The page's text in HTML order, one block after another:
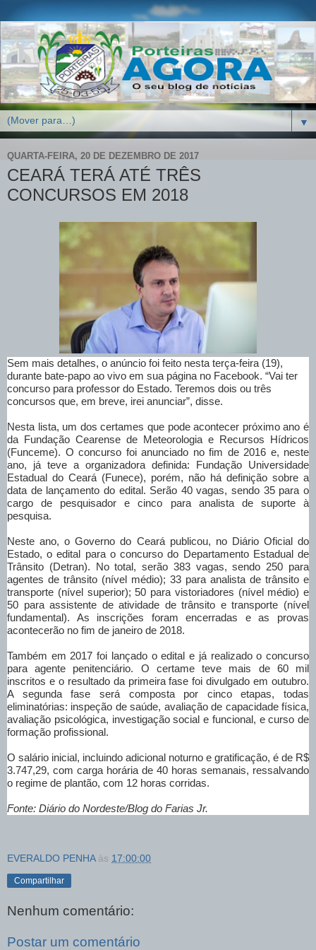
▼
QUARTA-FEIRA, 20 DE DEZEMBRO DE 2017
CEARÁ TERÁ ATÉ TRÊS
CONCURSOS EM 2018
Sem mais detalhes, o anúncio foi feito nesta terça-feira (19),
durante bate-papo ao vivo em sua página no Facebook. “Vai ter
concurso para professor do Estado. Teremos dois ou três
concursos que, em breve, irei anunciar”, disse.
Nesta lista, um dos certames que pode acontecer próximo ano é
da Fundação Cearense de Meteorologia e Recursos Hídricos
(Funceme). O concurso foi anunciado no fim de 2016 e, neste
ano, já teve a organizadora definida: Fundação Universidade
Estadual do Ceará (Funece), porém, não há definição sobre a
data de lançamento do edital. Serão 40 vagas, sendo 35 para o
cargo de pesquisador e cinco para analista de suporte à
pesquisa.
Neste ano, o Governo do Ceará publicou, no Diário Oficial do
Estado, o edital para o concurso do Departamento Estadual de
Trânsito (Detran). No total, serão 383 vagas, sendo 250 para
agentes de trânsito (nível médio); 33 para analista de trânsito e
transporte (nível superior); 50 para vistoriadores (nível médio) e
50 para assistente de atividade de trânsito e transporte (nível
fundamental). As inscrições foram encerradas e as provas
acontecerão no fim de janeiro de 2018.
Também em 2017 foi lançado o edital e já realizado o concurso
para agente penitenciário. O certame teve mais de 60 mil
inscritos e o resultado da primeira fase foi divulgado em outubro.
A segunda fase será composta por cinco etapas, todas
eliminatórias: inspeção de saúde, avaliação de capacidade física,
avaliação psicológica, investigação social e funcional, e curso de
formação profissional.
O salário inicial, incluindo adicional noturno e gratificação, é de R$
3.747,29, com carga horária de 40 horas semanais, ressalvando
o regime de plantão, com 12 horas corridas.
Fonte: Diário do Nordeste/Blog do Farias Jr.
EVERALDO PENHA às 17:00:00
Compartilhar
Nenhum comentário:
Postar um comentário